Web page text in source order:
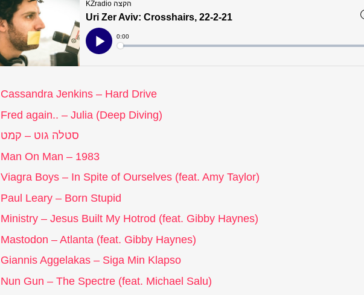
Cassandra Jenkins – Hard Drive
Fred again.. – Julia (Deep Diving)
סטלה גוט – קמט
Man On Man – 1983
Viagra Boys – In Spite of Ourselves (feat. Amy Taylor)
Paul Leary – Born Stupid
Ministry – Jesus Built My Hotrod (feat. Gibby Haynes)
Mastodon – Atlanta (feat. Gibby Haynes)
Giannis Aggelakas – Siga Min Klapso
Nun Gun – The Spectre (feat. Michael Salu)